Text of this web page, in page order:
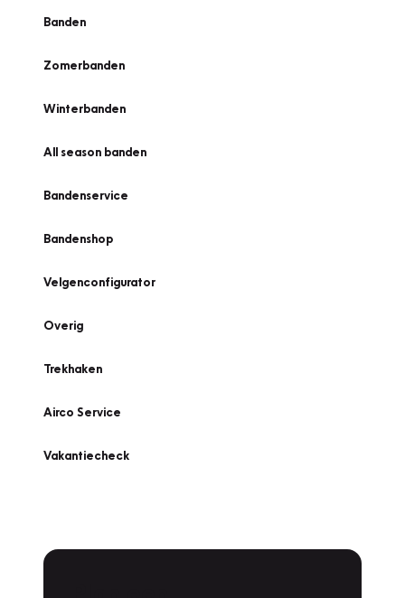
Banden
Zomerbanden
Winterbanden
All season banden
Bandenservice
Bandenshop
Velgenconfigurator
Overig
Trekhaken
Airco Service
Vakantiecheck